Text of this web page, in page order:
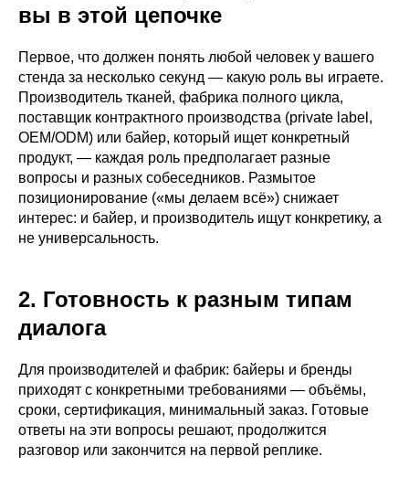
вы в этой цепочке
Первое, что должен понять любой человек у вашего
стенда за несколько секунд — какую роль вы играете.
Производитель тканей, фабрика полного цикла,
поставщик контрактного производства (private label,
OEM/ODM) или байер, который ищет конкретный
продукт, — каждая роль предполагает разные
вопросы и разных собеседников. Размытое
позиционирование («мы делаем всё») снижает
интерес: и байер, и производитель ищут конкретику, а
не универсальность.
2. Готовность к разным типам
диалога
Для производителей и фабрик: байеры и бренды
приходят с конкретными требованиями — объёмы,
сроки, сертификация, минимальный заказ. Готовые
ответы на эти вопросы решают, продолжится
разговор или закончится на первой реплике.